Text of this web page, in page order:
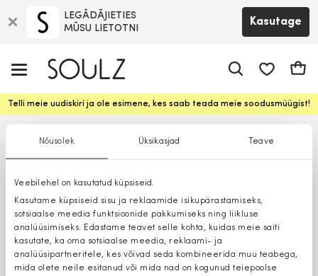
Nõusolek Üksikasjad Teave
Veebilehel on kasutatud küpsiseid.
Kasutame küpsiseid sisu ja reklaamide isikupärastamiseks,
sotsiaalse meedia funktsioonide pakkumiseks ning liikluse
analüüsimiseks. Edastame teavet selle kohta, kuidas meie saiti
kasutate, ka oma sotsiaalse meedia, reklaami- ja
analüüsipartneritele, kes võivad seda kombineerida muu teabega,
mida olete neile esitanud või mida nad on kogunud teiepoolse
LEGĀDĀJIETIES
MŪSU LIETOTNI
Kasutage
Telli meie uudiskiri ja ole esimene, kes saab teada meie soodusmüügist!